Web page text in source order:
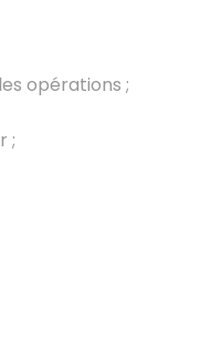
opérations ;
;